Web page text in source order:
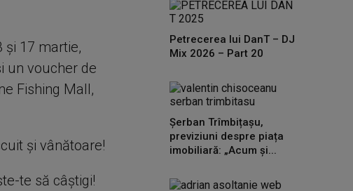
și 17 martie,
un voucher de
Fishing Mall,
și vânătoare!
te să câștigi!
Petrecerea lui DanT – DJ
Mix 2026 – Part 20
Șerban Trîmbițașu,
previziuni despre piața
imobiliară: „Acum și...